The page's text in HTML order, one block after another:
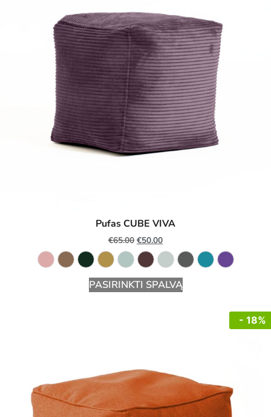
Pufas CUBE VIVA
€65.00 €50.00
PASIRINKTI SPALVĄ
- 18%